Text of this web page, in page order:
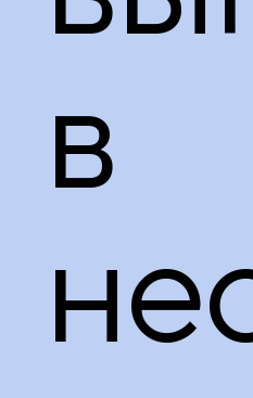
в